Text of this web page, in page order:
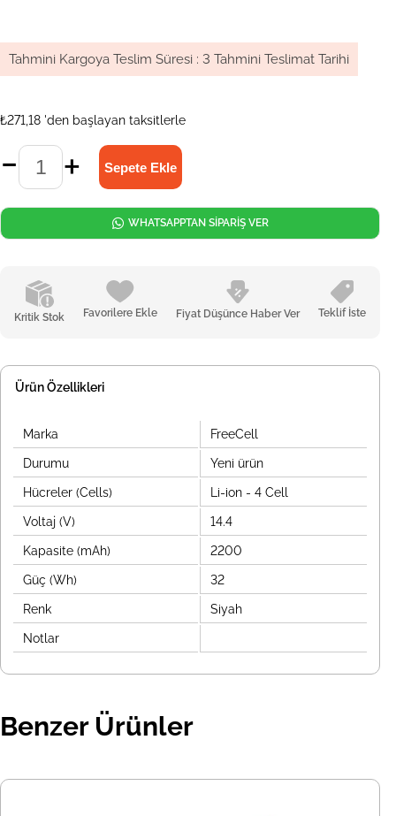
Tahmini Kargoya Teslim Süresi : 3 Tahmini Teslimat Tarihi
₺271,18 'den başlayan taksitlerle
Kritik Stok Favorilere Ekle Fiyat Düşünce Haber Ver Teklif İste
WHATSAPPTAN SİPARİŞ VER
Ürün Özellikleri
Marka FreeCell
Durumu Yeni ürün
Hücreler (Cells) Li-ion - 4 Cell
Voltaj (V) 14.4
Kapasite (mAh) 2200
Güç (Wh) 32
Renk Siyah
Notlar
Benzer Ürünler